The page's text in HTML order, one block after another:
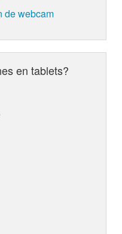
de webcam
en tablets?